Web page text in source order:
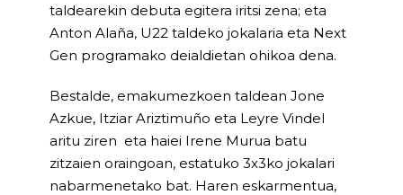
taldearekin debuta egitera iritsi zena; eta
Anton Alaña, U22 taldeko jokalaria eta Next
Gen programako deialdietan ohikoa dena.
Bestalde, emakumezkoen taldean Jone
Azkue, Itziar Ariztimuño eta Leyre Vindel
aritu ziren eta haiei Irene Murua batu
zitzaien oraingoan, estatuko 3x3ko jokalari
nabarmenetako bat. Haren eskarmentua,